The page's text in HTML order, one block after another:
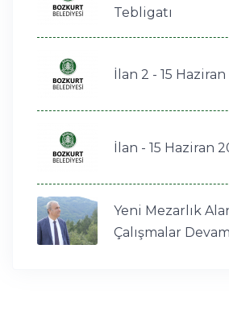
Tebligatı
İlan 2 - 15
İlan - 15 Haziran
Yeni Mezarlık
Çalışmalar